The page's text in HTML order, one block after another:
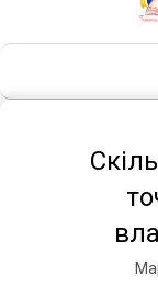
П
а